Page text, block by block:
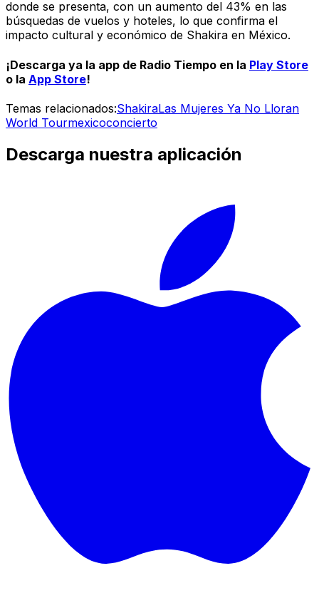
donde se presenta, con un aumento del 43% en las
búsquedas de vuelos y hoteles, lo que confirma el
impacto cultural y económico de Shakira en México.
¡Descarga ya la app de Radio Tiempo en la Play Store
o la App Store!
Temas relacionados:ShakiraLas Mujeres Ya No Lloran
World Tourmexicoconcierto
Descarga nuestra aplicación